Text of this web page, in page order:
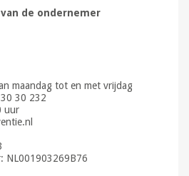
de ondernemer
maandag tot en met vrijdag
30 232
uur
NL001903269B76